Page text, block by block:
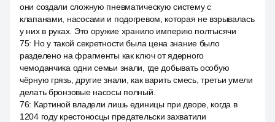
они создали сложную пневматическую систему с
клапанами, насосами и подогревом, которая не взрывалась
у них в руках. Это оружие хранило империю полтысячи
75: Но у такой секретности была цена знание было
разделено на фрагменты как ключ от ядерного
чемоданчика одни семьи знали, где добывать особую
чёрную грязь, другие знали, как варить смесь, третьи умели
делать бронзовые насосы полный.
76: Картиной владели лишь единицы при дворе, когда в
1204 году крестоносцы предательски захватили